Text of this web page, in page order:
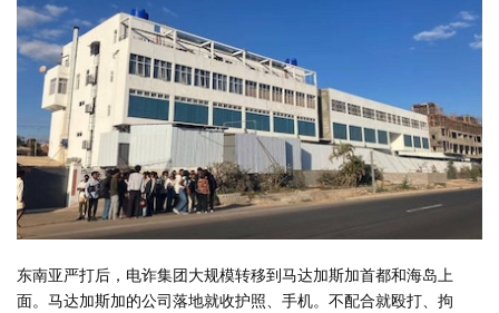
东南亚严打后，电诈集团大规模转移到马达加斯加首都和海岛上
面。马达加斯加的公司落地就收护照、手机。不配合就殴打、拘